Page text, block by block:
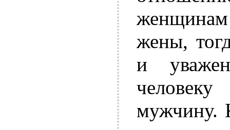
жены,
и
мужчину.